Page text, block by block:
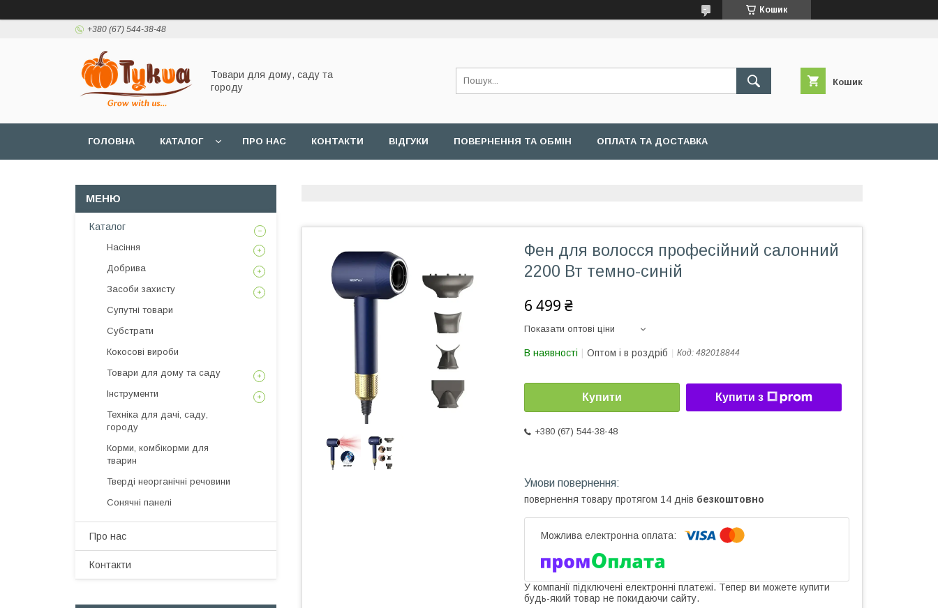
Кошик
+380 (67) 544-38-48
Товари для дому, саду та
городу
Кошик
ГОЛОВНА КАТАЛОГ ПРО НАС КОНТАКТИ ВІДГУКИ ПОВЕРНЕННЯ ТА ОБМІН ОПЛАТА ТА ДОСТАВКА
Фен для волосся професійний салонний
2200 Вт темно-синій
6 499 ₴
Показати оптові ціни
В наявності Оптом і в роздріб Код: 482018844
Купити Купити з
+380 (67) 544-38-48
повернення товару протягом 14 днів безкоштовно
У компанії підключені електронні платежі. Тепер ви можете купити
будь-який товар не покидаючи сайту.
Каталог
Насіння
Добрива
Засоби захисту
Супутні товари
Субстрати
Кокосові вироби
Товари для дому та саду
Інструменти
Техніка для дачі, саду,
городу
Корми, комбікорми для
тварин
Тверді неорганічні речовини
Сонячні панелі
Про нас
Контакти